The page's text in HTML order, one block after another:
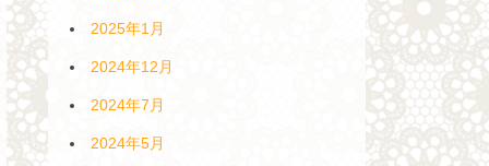
2025年1月
2024年12月
2024年7月
2024年5月